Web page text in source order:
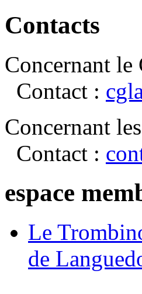
Contacts
Concernant le
Contact :
Concernant
Contact :
espace
Le
de